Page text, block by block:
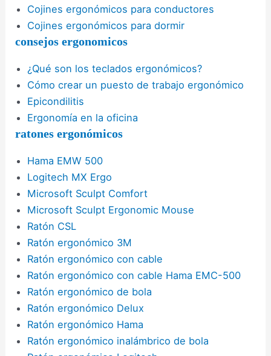
Cojines ergonómicos para conductores
Cojines ergonómicos para dormir
consejos ergonomicos
¿Qué son los teclados ergonómicos?
Cómo crear un puesto de trabajo ergonómico
Epicondilitis
Ergonomía en la oficina
ratones ergonómicos
Hama EMW 500
Logitech MX Ergo
Microsoft Sculpt Comfort
Microsoft Sculpt Ergonomic Mouse
Ratón CSL
Ratón ergonómico 3M
Ratón ergonómico con cable
Ratón ergonómico con cable Hama EMC-500
Ratón ergonómico de bola
Ratón ergonómico Delux
Ratón ergonómico Hama
Ratón ergonómico inalámbrico de bola